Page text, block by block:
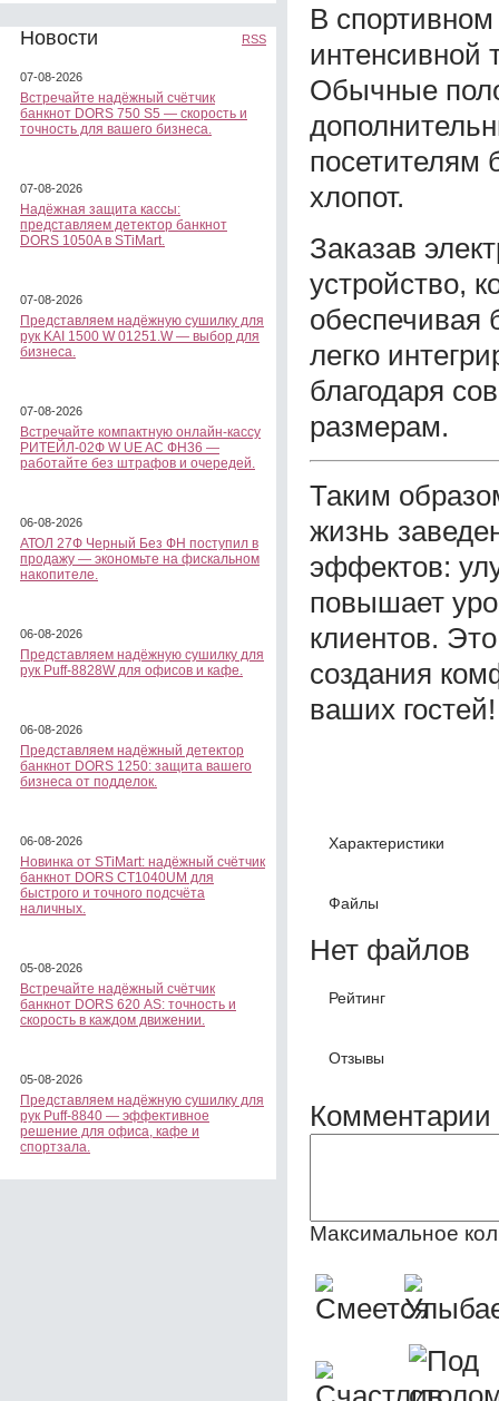
Новости RSS
07-08-2026
Встречайте надёжный счётчик
банкнот DORS 750 S5 — скорость и
точность для вашего бизнеса.
07-08-2026
Надёжная защита кассы:
представляем детектор банкнот
DORS 1050A в STiMart.
07-08-2026
Представляем надёжную сушилку для
рук KAI 1500 W 01251.W — выбор для
бизнеса.
07-08-2026
Встречайте компактную онлайн-кассу
РИТЕЙЛ-02Ф W UE AC ФН36 —
работайте без штрафов и очередей.
06-08-2026
АТОЛ 27Ф Черный Без ФН поступил в
продажу — экономьте на фискальном
накопителе.
06-08-2026
Представляем надёжную сушилку для
рук Puff-8828W для офисов и кафе.
06-08-2026
Представляем надёжный детектор
банкнот DORS 1250: защита вашего
бизнеса от подделок.
06-08-2026
Новинка от STiMart: надёжный счётчик
банкнот DORS CT1040UM для
быстрого и точного подсчёта
наличных.
05-08-2026
Встречайте надёжный счётчик
банкнот DORS 620 АS: точность и
скорость в каждом движении.
05-08-2026
Представляем надёжную сушилку для
рук Puff-8840 — эффективное
решение для офиса, кафе и
спортзала.
В
интенсивной
Обычные
посетителям
хлопот.
Заказав
устройство,
обеспечивая
легко
благодаря
размерам.
Таким
жизнь
эффектов:
повышает
клиентов.
создания
ваших гостей!
Характеристики
Файлы
Нет файлов
Рейтинг
Отзывы
Комментарии
Максимальное